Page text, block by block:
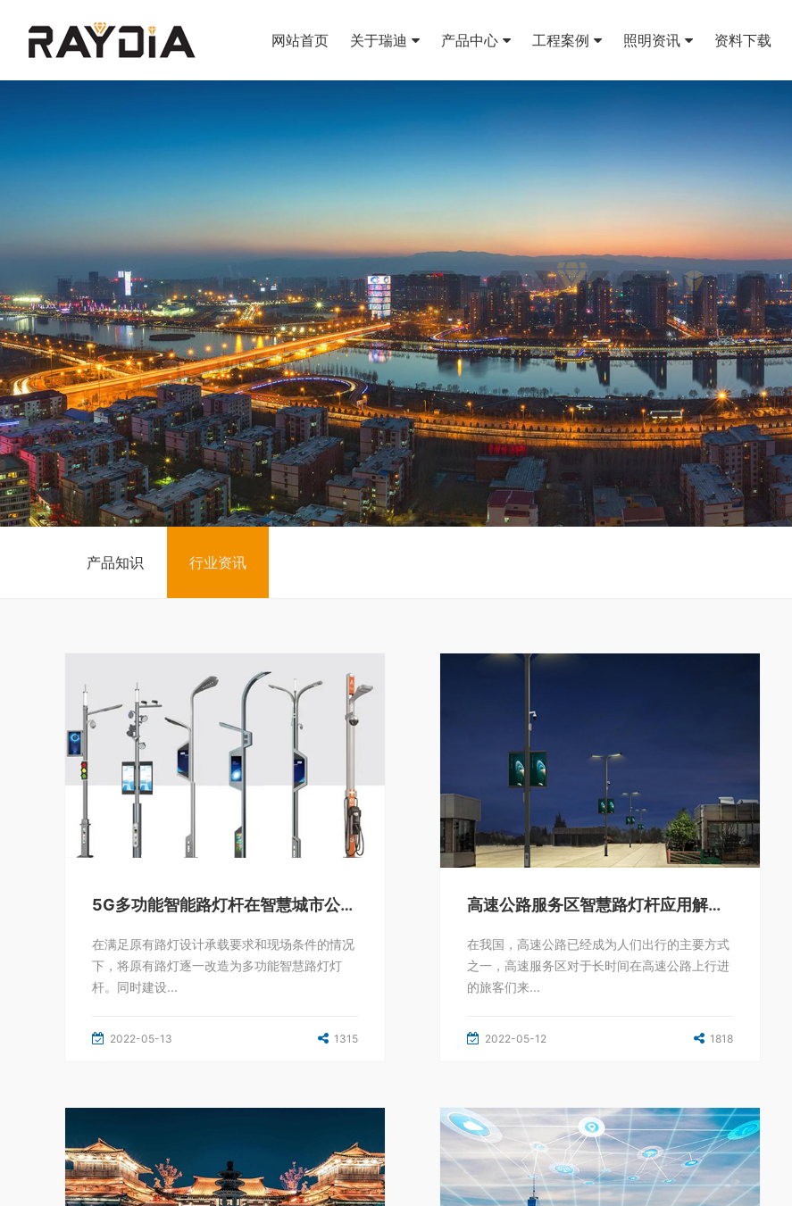
网站首页 关于瑞迪 产品中心 工程案例 照明资讯 资料下载
产品知识 行业资讯
5G多功能智能路灯杆在智慧城市公共照明中的角色
在满足原有路灯设计承载要求和现场条件的情况
下，将原有路灯逐一改造为多功能智慧路灯灯
杆。同时建设...
2022-05-13 1315
高速公路服务区智慧路灯杆应用解决方案
在我国，高速公路已经成为人们出行的主要方式
之一，高速服务区对于长时间在高速公路上行进
的旅客们来...
2022-05-12 1818